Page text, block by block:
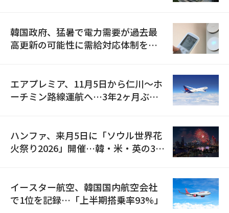
韓国政府、猛暑で電力需要が過去最
高更新の可能性に需給対応体制を点
エアプレミア、11月5日から仁川〜ホ
ーチミン路線運航へ…3年2ヶ月ぶり
ハンファ、来月5日に「ソウル世界花
火祭り2026」開催…韓・米・英の3カ
イースター航空、韓国国内航空会社
で1位を記録…「上半期搭乗率93%」